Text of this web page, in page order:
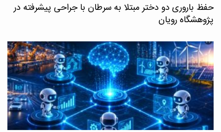
حفظ باروری دو دختر مبتلا به سرطان با جراحی پیشرفته در
پژوهشگاه رویان